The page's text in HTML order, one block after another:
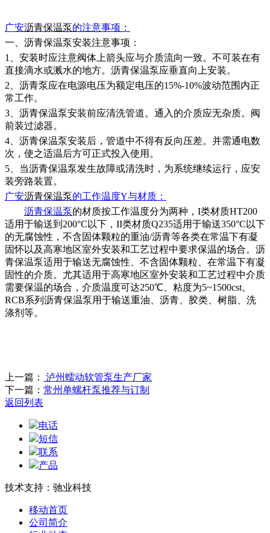
广安沥青保温泵的注意事项：
一、沥青保温泵安装注意事项：
1、安装时应注意阀体上箭头应与介质流向一致。不可装在有
直接滴水或溅水的地方。沥青保温泵应垂直向上安装。
2、沥青泵应在电源电压为额定电压的15%-10%波动范围内正
常工作。
3、沥青保温泵安装前应清洗管道。通入的介质应无杂质。阀
前装过滤器。
4、沥青保温泵安装后，管道中不得有反向压差。并需通电数
次，使之适温后方可正式投入使用。
5、当沥青保温泵发生故障或清洗时，为系统继续运行，应安
装旁路装置。
广安沥青保温泵的工作温度Y与材质：
沥青保温泵的材质按工作温度分为两种， I类材质HT200
适用于输送到200°C以下，II类材质Q235适用于输送350°C以下
的无腐蚀性，不含固体颗粒的重油/沥青等各类在常温下有凝
固怀以及高寒地区室外安装和工艺过程中要求保温的场合。沥
青保温泵适用于输送无腐蚀性、不含固体颗粒、在常温下有凝
固性的介质。尤其适用于高寒地区室外安装和工艺过程中介质
需要保温的场合，介质温度可达250℃、粘度为5~1500cst。
RCB系列沥青保温泵用于输送重油、沥青、胶类、树脂、洗
涤剂等。
上一篇：
泸州蠕动软管泵生产厂家
下一篇： 常州单螺杆泵推荐与订制
返回列表
电话
短信
联系
产品
技术支持：驰业科技
移动首页
公司简介